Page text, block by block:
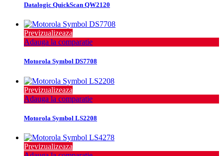
Datalogic QuickScan QW2120
Previzualizeaza
Adauga la comparatie
Motorola Symbol DS7708
Previzualizeaza
Adauga la comparatie
Motorola Symbol LS2208
Previzualizeaza